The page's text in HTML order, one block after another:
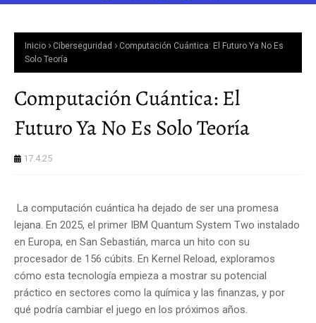
Inicio Ciberseguridad
Computación Cuántica: El Futuro Ya No Es
Solo Teoría
Computación Cuántica: El
Futuro Ya No Es Solo Teoría
17.4.25
La computación cuántica ha dejado de ser una promesa
lejana. En 2025, el primer IBM Quantum System Two instalado
en Europa, en San Sebastián, marca un hito con su
procesador de 156 cúbits. En Kernel Reload, exploramos
cómo esta tecnología empieza a mostrar su potencial
práctico en sectores como la química y las finanzas, y por
qué podría cambiar el juego en los próximos años.